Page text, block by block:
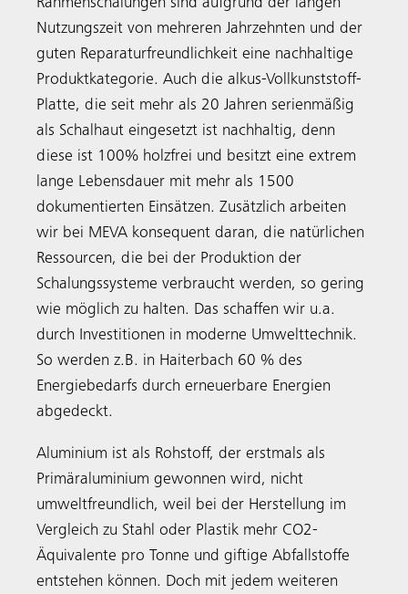
Rahmenschalungen sind aufgrund der langen
Nutzungszeit von mehreren Jahrzehnten und der
guten Reparaturfreundlichkeit eine nachhaltige
Produktkategorie. Auch die alkus-Vollkunststoff-
Platte, die seit mehr als 20 Jahren serienmäßig
als Schalhaut eingesetzt ist nachhaltig, denn
diese ist 100% holzfrei und besitzt eine extrem
lange Lebensdauer mit mehr als 1500
dokumentierten Einsätzen. Zusätzlich arbeiten
wir bei MEVA konsequent daran, die natürlichen
Ressourcen, die bei der Produktion der
Schalungssysteme verbraucht werden, so gering
wie möglich zu halten. Das schaffen wir u.a.
durch Investitionen in moderne Umwelttechnik.
So werden z.B. in Haiterbach 60 % des
Energiebedarfs durch erneuerbare Energien
abgedeckt.
Aluminium ist als Rohstoff, der erstmals als
Primäraluminium gewonnen wird, nicht
umweltfreundlich, weil bei der Herstellung im
Vergleich zu Stahl oder Plastik mehr CO2-
Äquivalente pro Tonne und giftige Abfallstoffe
entstehen können. Doch mit jedem weiteren